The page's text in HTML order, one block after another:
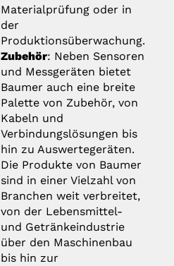
Materialprüfung oder in
der
Produktionsüberwachung.
Zubehör: Neben Sensoren
und Messgeräten bietet
Baumer auch eine breite
Palette von Zubehör, von
Kabeln und
Verbindungslösungen bis
hin zu Auswertegeräten.
Die Produkte von Baumer
sind in einer Vielzahl von
Branchen weit verbreitet,
von der Lebensmittel-
und Getränkeindustrie
über den Maschinenbau
bis hin zur